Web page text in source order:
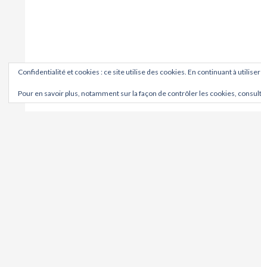
Confidentialité et cookies : ce site utilise des cookies. En continuant à
Pour en savoir plus, notamment sur la façon de contrôler les cookies,